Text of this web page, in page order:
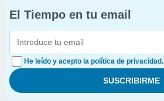
El Tiempo en tu email
He leído y acepto la política de privacidad.